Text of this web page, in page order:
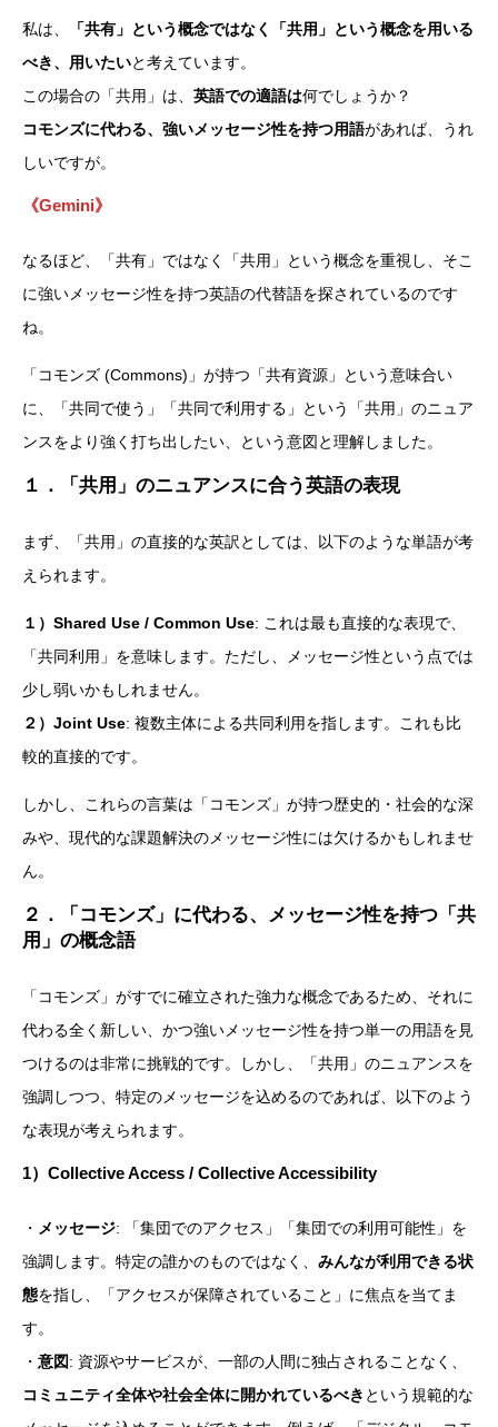
私は、
「共有」という概念ではなく「共用」という概念を用いる
べき、用いたいと考えています。
この場合の「共用」は、 英語での適語は何でしょうか？
コモンズに代わる、強いメッセージ性を持つ用語があれば、うれ
しいですが。
《Gemini》
なるほど、「共有」ではなく「共用」という概念を重視し、そこ
に強いメッセージ性を持つ英語の代替語を探されているのです
ね。
「コモンズ (Commons)」が持つ「共有資源」という意味合い
に、「共同で使う」「共同で利用する」という「共用」のニュア
ンスをより強く打ち出したい、という意図と理解しました。
１．「共用」のニュアンスに合う英語の表現
まず、「共用」の直接的な英訳としては、以下のような単語が考
えられます。
１）Shared Use / Common Use: これは最も直接的な表現で、
「共同利用」を意味します。ただし、メッセージ性という点では
少し弱いかもしれません。
２）Joint Use: 複数主体による共同利用を指します。これも比
較的直接的です。
しかし、これらの言葉は「コモンズ」が持つ歴史的・社会的な深
みや、現代的な課題解決のメッセージ性には欠けるかもしれませ
ん。
２．「コモンズ」に代わる、メッセージ性を持つ「共
用」の概念語
「コモンズ」がすでに確立された強力な概念であるため、それに
代わる全く新しい、かつ強いメッセージ性を持つ単一の用語を見
つけるのは非常に挑戦的です。しかし、「共用」のニュアンスを
強調しつつ、特定のメッセージを込めるのであれば、以下のよう
な表現が考えられます。
1） Collective Access / Collective Accessibility
・ メッセージ: 「集団でのアクセス」「集団での利用可能性」を
強調します。特定の誰かのものではなく、 みんなが利用できる状
態を指し、「アクセスが保障されていること」に焦点を当てま
す。
・ 意図: 資源やサービスが、一部の人間に独占されることなく、
コミュニティ全体や社会全体に開かれているべき という規範的な